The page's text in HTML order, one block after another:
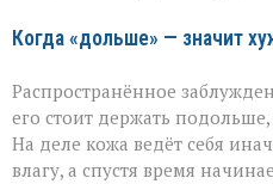
Когда «дольше» — значит
Распространённое
его стоит держать
На деле кожа ведёт себя
влагу, а спустя время